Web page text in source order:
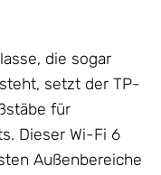
die sogar
setzt der TP-
für
. Dieser Wi-Fi 6
Außenbereiche